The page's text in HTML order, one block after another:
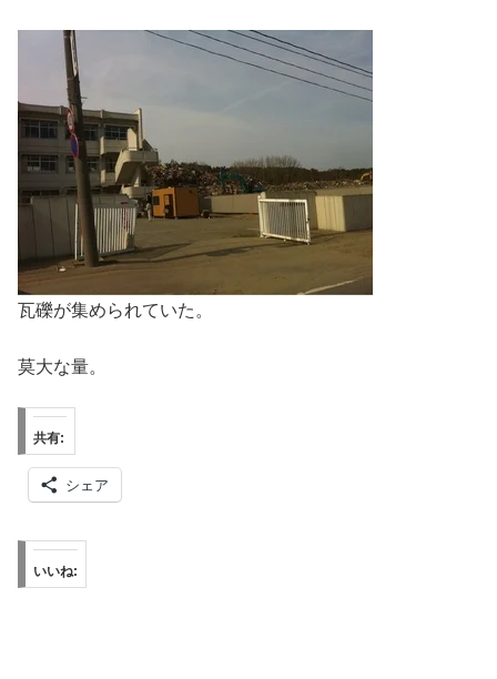
瓦礫が集められていた。
莫大な量。
共有:
シェア
いいね: